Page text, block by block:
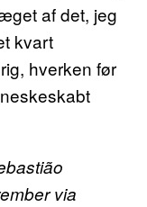
af det, jeg
kvart
hverken før
via